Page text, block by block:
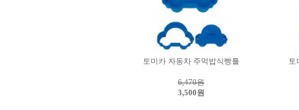
토미카 자동차 주먹밥식빵틀
6,470원
3,500원
토